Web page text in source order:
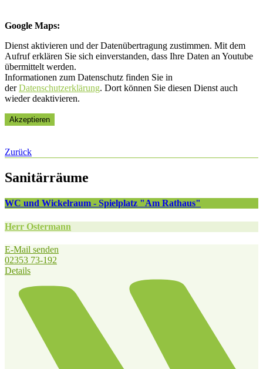
Google Maps:
Dienst aktivieren und der Datenübertragung zustimmen. Mit dem
Aufruf erklären Sie sich einverstanden, dass Ihre Daten an Youtube
übermittelt werden.
Informationen zum Datenschutz finden Sie in
derDatenschutzerklärung. Dort können Sie diesen Dienst auch
wieder deaktivieren.
Akzeptieren
Zurück
Sanitärräume
WC und Wickelraum - Spielplatz "Am Rathaus"
Herr Ostermann
E-Mail senden
02353 73-192
Details